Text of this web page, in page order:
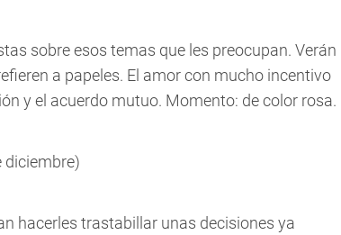
sobre esos temas que les preocupan. Verán
a papeles. El amor con mucho incentivo
y el acuerdo mutuo. Momento: de color rosa.
diciembre)
hacerles trastabillar unas decisiones ya